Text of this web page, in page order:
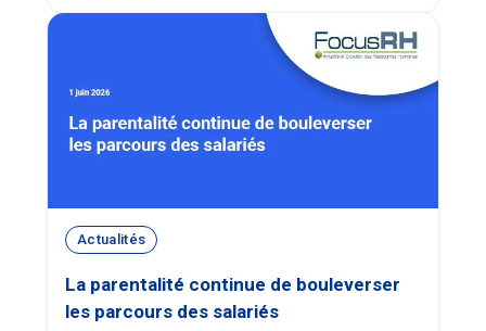
Actualités
La parentalité continue de bouleverser
les parcours des salariés